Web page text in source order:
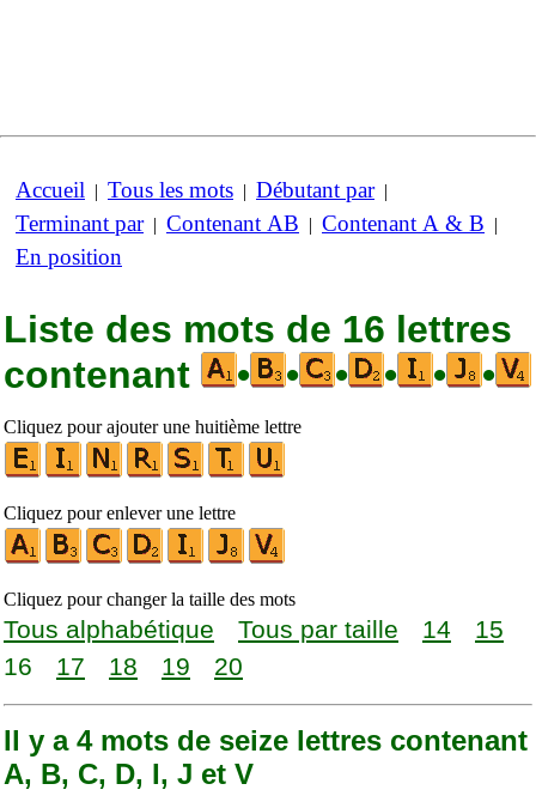
Accueil | Tous les mots | Débutant par|
Terminant par| Contenant AB | Contenant A & B |
En position
Liste des mots de 16 lettres
contenant
• • • • • •
Cliquez pour ajouter une huitième lettre
Cliquez pour enlever une lettre
Cliquez pour changer la taille des mots
Tous alphabétique Tous par taille 14
15
16
17 18 19 20
Il y a 4 mots de seize lettres contenant
A, B, C, D, I, J et V